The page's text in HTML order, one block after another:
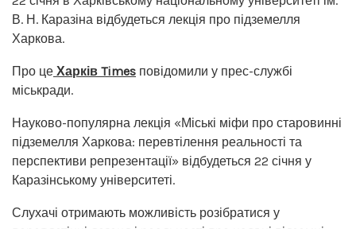
В. Н. Каразіна відбудеться лекція про підземелля
Харкова.
Про це Харків Times повідомили у прес-службі
міськради.
Науково-популярна лекція «Міські міфи про старовинні
підземелля Харкова: перевтілення реальності та
перспективи репрезентації» відбудеться 22 січня у
Каразінському університеті.
Слухачі отримають можливість розібратися у